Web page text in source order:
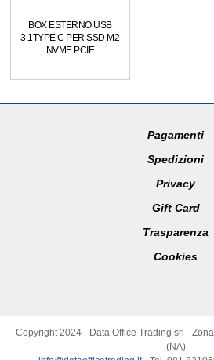
BOX ESTERNO USB
3.1TYPE C PER SSD M2
NVME PCIE
Pagamenti
Spedizioni
Privacy
Gift Card
Trasparenza
Cookies
Copyright 2024 - Data Office Trading srl -
(NA)